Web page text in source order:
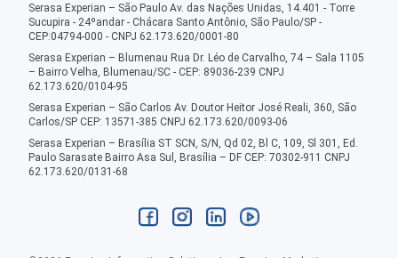
Serasa Experian – São Paulo Av. das Nações Unidas, 14.401 - Torre
Sucupira - 24ºandar - Chácara Santo Antônio, São Paulo/SP -
CEP:04794-000 - CNPJ 62.173.620/0001-80
Serasa Experian – Blumenau Rua Dr. Léo de Carvalho, 74 – Sala 1105
– Bairro Velha, Blumenau/SC - CEP: 89036-239 CNPJ
62.173.620/0104-95
Serasa Experian – São Carlos Av. Doutor Heitor José Reali, 360, São
Carlos/SP CEP: 13571-385 CNPJ 62.173.620/0093-06
Serasa Experian – Brasília ST SCN, S/N, Qd 02, Bl C, 109, Sl 301, Ed.
Paulo Sarasate Bairro Asa Sul, Brasília – DF CEP: 70302-911 CNPJ
62.173.620/0131-68